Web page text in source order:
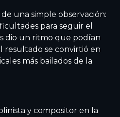
de una simple observación:
para seguir el
dio un ritmo que podían
resultado se convirtió en
más bailados de la
y compositor en la